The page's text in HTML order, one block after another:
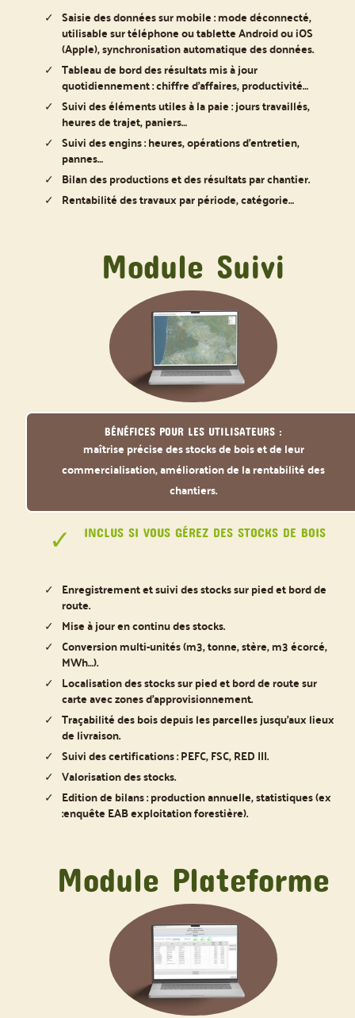
Saisie des données sur mobile : mode déconnecté,
utilisable sur téléphone ou tablette Android ou iOS
(Apple), synchronisation automatique des données.
Tableau de bord des résultats mis à jour
quotidiennement : chiffre d’affaires, productivité…
Suivi des éléments utiles à la paie : jours travaillés,
heures de trajet, paniers…
Suivi des engins : heures, opérations d’entretien,
pannes…
Bilan des productions et des résultats par chantier.
Rentabilité des travaux par période, catégorie…
Bénéfices pour les utilisateurs :
maîtrise précise des stocks de bois et de leur
commercialisation, amélioration de la rentabilité des
chantiers.
Module Suivi
INCLUS SI VOUS GÉREZ DES STOCKS DE BOIS
Enregistrement et suivi des stocks sur pied et bord de
route.
Mise à jour en continu des stocks.
Conversion multi-unités (m3, tonne, stère, m3 écorcé,
MWh…).
Localisation des stocks sur pied et bord de route sur
carte avec zones d’approvisionnement.
Traçabilité des bois depuis les parcelles jusqu’aux lieux
de livraison.
Suivi des certifications : PEFC, FSC, RED III.
Valorisation des stocks.
Edition de bilans : production annuelle, statistiques (ex
:enquête EAB exploitation forestière).
Module Plateforme